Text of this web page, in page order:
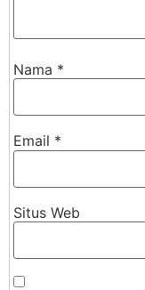
Nama *
Email *
Situs Web